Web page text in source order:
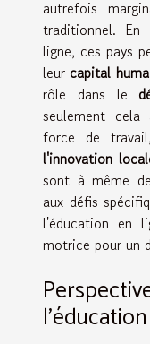
autrefois
traditionnel. En
ligne, ces pays
leur capital
rôle dans le
seulement
force de
l'innovation
sont à même
aux défis
l'éducation en
motrice pour un